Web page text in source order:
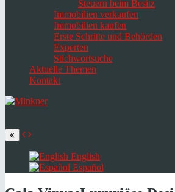
Steuern beim Besitz
Immobilien verkaufen
Immobilien kaufen
Erste Schritte und Behörden
Experten
Stichwortsuche
Aktuelle Themen
Kontakt
language
English
Español